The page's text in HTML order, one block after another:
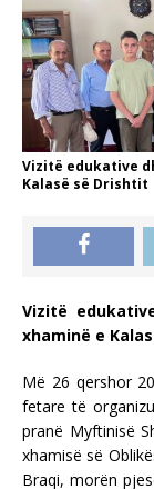
Vizitë edukative
Kalasë së Drishtit
Vizitë
xhaminë e
Më 26 qershor
fetare të
pranë Myftinisë
xhamisë së
Braqi, morën